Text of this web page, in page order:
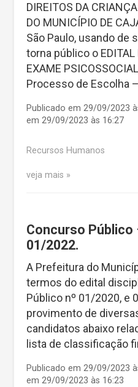
DIREITOS DA
DO MUNICÍPIO DE
São Paulo, usando de
torna público o EDITAL
EXAME
Processo de Escolha
Publicado em 29/09/2023
em 29/09/2023 às 16:27
Recursos Humanos
veja mais
Concurso Público
01/2022.
A Prefeitura do
termos do edital
Público nº 01/2020, e
provimento de
candidatos abaixo
lista de classificação
Publicado em 29/09/2023
em 29/09/2023 às 16:23